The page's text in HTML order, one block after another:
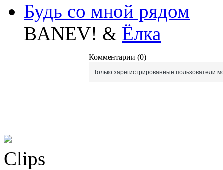
Будь со мной рядом
BANEV! & Ёлка
Комментарии (0)
Только зарегистрированные пользователи
Clips